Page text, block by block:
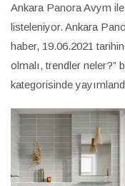
Ankara Panora Avym ile
listeleniyor. Ankara
haber, 19.06.2021
olmalı, trendler neler?”
kategorisinde